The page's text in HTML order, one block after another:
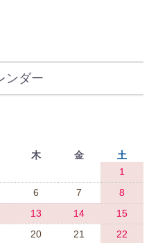
ンダー
木 金
土
1
6 7
8
13 14
15
20 21
22